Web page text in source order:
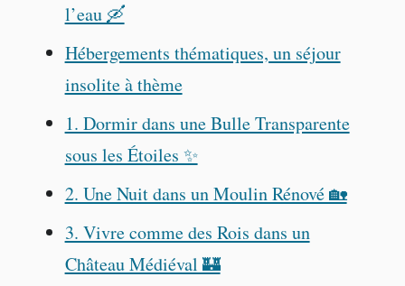
l’eau 🛶
Hébergements thématiques, un séjour
insolite à thème
1. Dormir dans une Bulle Transparente
sous les Étoiles ✨
2. Une Nuit dans un Moulin Rénové 🏡
3. Vivre comme des Rois dans un
Château Médiéval 🏰